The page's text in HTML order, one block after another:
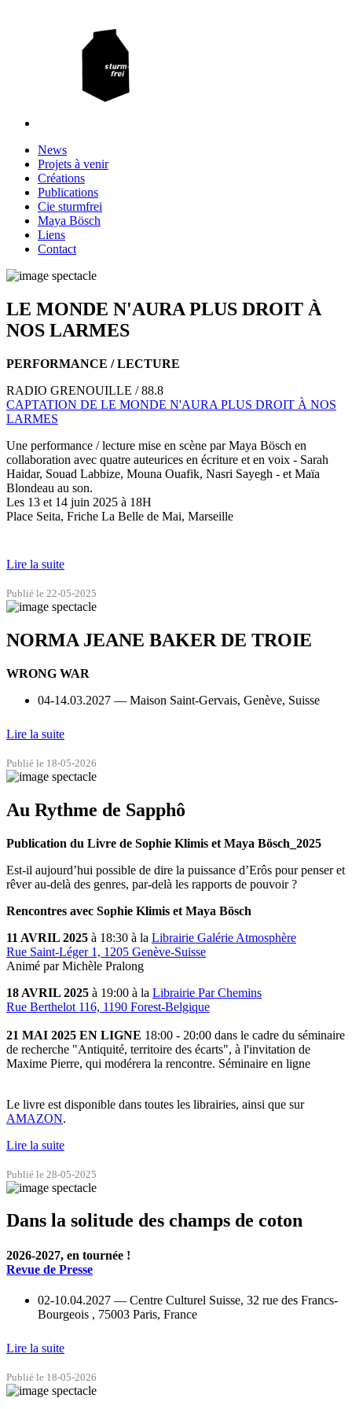
News
Projets à venir
Créations
Publications
Cie sturmfrei
Maya Bösch
Liens
Contact
LE MONDE N'AURA PLUS DROIT À
NOS LARMES
PERFORMANCE / LECTURE
RADIO GRENOUILLE / 88.8
CAPTATION DE LE MONDE N'AURA PLUS DROIT À NOS
LARMES
Une performance / lecture mise en scène par Maya Bösch en
collaboration avec quatre auteurices en écriture et en voix - Sarah
Haidar, Souad Labbize, Mouna Ouafik, Nasri Sayegh - et Maïa
Blondeau au son.
Les 13 et 14 juin 2025 à 18H
Place Seita, Friche La Belle de Mai, Marseille
Lire la suite
Publié le 22-05-2025
NORMA JEANE BAKER DE TROIE
WRONG WAR
04-14.03.2027 — Maison Saint-Gervais, Genève, Suisse
Lire la suite
Publié le 18-05-2026
Au Rythme de Sapphô
Publication du Livre de Sophie Klimis et Maya Bösch_2025
Est-il aujourd’hui possible de dire la puissance d’Erôs pour penser et
rêver au-delà des genres, par-delà les rapports de pouvoir ?
Rencontres avec Sophie Klimis et Maya Bösch
11 AVRIL 2025 à 18:30 à la Librairie Galérie Atmosphère
Rue Saint-Léger 1, 1205 Genève-Suisse
Animé par Michèle Pralong
18 AVRIL 2025 à 19:00 à la Librairie Par Chemins
Rue Berthelot 116, 1190 Forest-Belgique
21 MAI 2025 EN LIGNE 18:00 - 20:00 dans le cadre du séminaire
de recherche "Antiquité, territoire des écarts", à l'invitation de
Maxime Pierre, qui modérera la rencontre. Séminaire en ligne
Le livre est disponible dans toutes les librairies, ainsi que sur
AMAZON.
Lire la suite
Publié le 28-05-2025
Dans la solitude des champs de coton
2026-2027, en tournée !
Revue de Presse
02-10.04.2027 — Centre Culturel Suisse, 32 rue des Francs-
Bourgeois , 75003 Paris, France
Lire la suite
Publié le 18-05-2026